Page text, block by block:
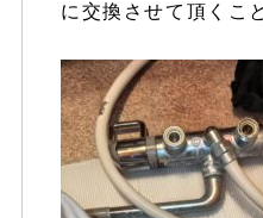
に交換させて頂くこ